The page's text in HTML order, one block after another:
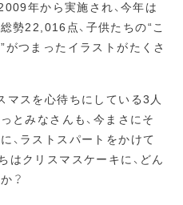
年から実施され、今年は
勢22,016点、子供たちの“こ
がつまったイラストがたくさ
マスを心待ちにしている3人
とみなさんも、今まさにそ
、ラストスパートをかけて
はクリスマスケーキに、どん
？